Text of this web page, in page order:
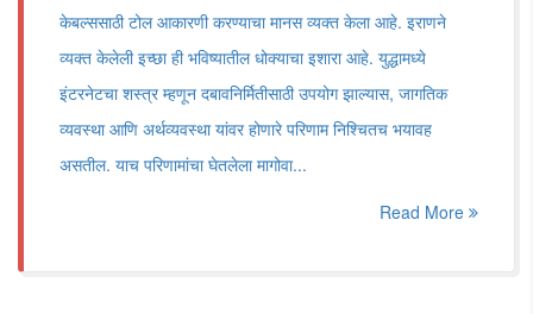
केबल्ससाठी टोल आकारणी करण्याचा मानस व्यक्त केला आहे. इराणने
व्यक्त केलेली इच्छा ही भविष्यातील धोक्याचा इशारा आहे. युद्धामध्ये
इंटरनेटचा शस्त्र म्हणून दबावनिर्मितीसाठी उपयोग झाल्यास, जागतिक
व्यवस्था आणि अर्थव्यवस्था यांवर होणारे परिणाम निश्चितच भयावह
असतील. याच परिणामांचा घेतलेला मागोवा...
Read More